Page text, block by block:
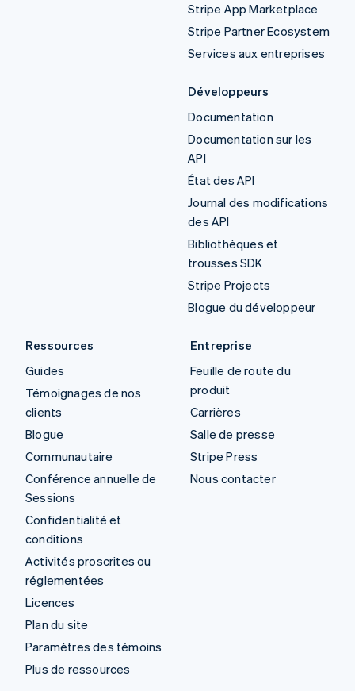
Stripe App Marketplace
Stripe Partner Ecosystem
Services aux entreprises
Développeurs
Documentation
Documentation sur les
API
État des API
Journal des modifications
des API
Bibliothèques et
trousses SDK
Stripe Projects
Blogue du développeur
Ressources
Guides
Témoignages de nos
clients
Blogue
Communautaire
Conférence annuelle de
Sessions
Confidentialité et
conditions
Activités proscrites ou
réglementées
Licences
Plan du site
Paramètres des témoins
Plus de ressources
Entreprise
Feuille de route du
produit
Carrières
Salle de presse
Stripe Press
Nous contacter